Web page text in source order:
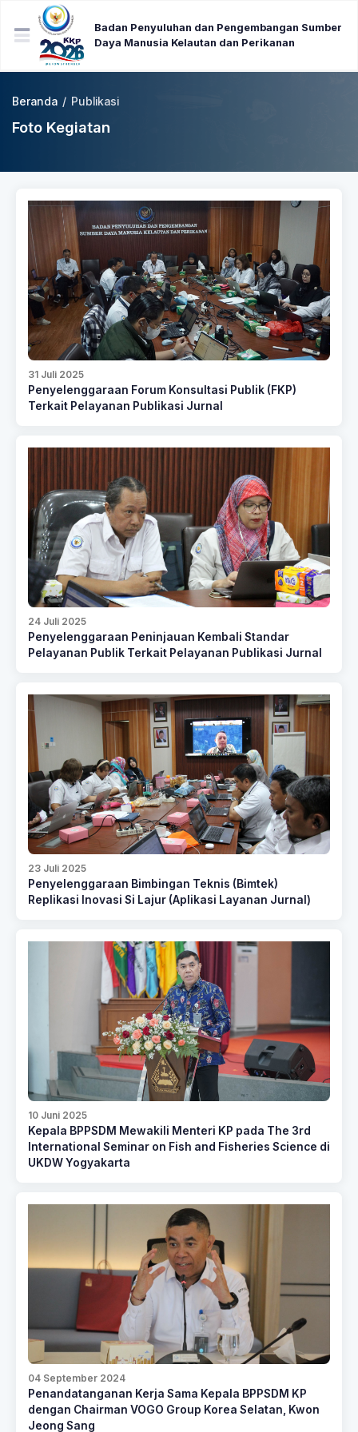
Badan Penyuluhan dan Pengembangan Sumber
Daya Manusia Kelautan dan Perikanan
Beranda / Publikasi
Foto Kegiatan
31 Juli 2025
Penyelenggaraan Forum Konsultasi Publik (FKP)
Terkait Pelayanan Publikasi Jurnal
24 Juli 2025
Penyelenggaraan Peninjauan Kembali Standar
Pelayanan Publik Terkait Pelayanan Publikasi Jurnal
23 Juli 2025
Penyelenggaraan Bimbingan Teknis (Bimtek)
Replikasi Inovasi Si Lajur (Aplikasi Layanan Jurnal)
10 Juni 2025
Kepala BPPSDM Mewakili Menteri KP pada The 3rd
International Seminar on Fish and Fisheries Science di
UKDW Yogyakarta
04 September 2024
Penandatanganan Kerja Sama Kepala BPPSDM KP
dengan Chairman VOGO Group Korea Selatan, Kwon
Jeong Sang